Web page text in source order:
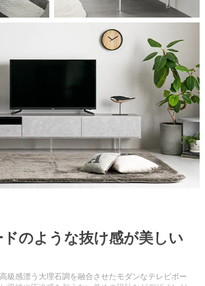
のような抜け感が美しい
級感漂う大理石調を融合させたモダンなテレビボー